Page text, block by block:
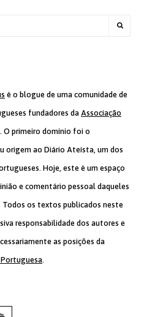
é o blogue de uma comunidade de
fundadores da Associação
. O primeiro domínio foi o
origem ao Diário Ateísta, um dos
Hoje, este é um espaço
e comentário pessoal daqueles
Todos os textos publicados neste
responsabilidade dos autores e
as posições da
.